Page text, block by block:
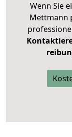
Wenn Sie
Mettmann